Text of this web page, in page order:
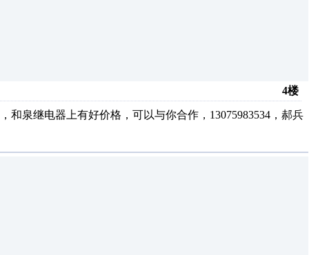
4楼
泉继电器上有好价格，可以与你合作，13075983534，郝兵